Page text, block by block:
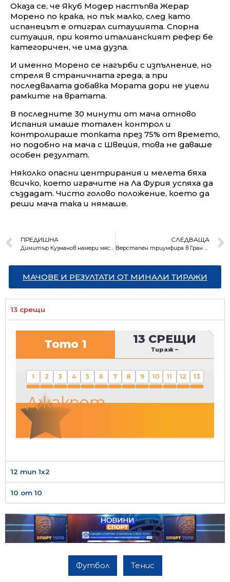
Оказа се, че Якуб Модер настъпва Жерар
Морено по крака, но пък малко, след като
испанецът е отиграл ситауцията. Спорна
ситуация, при която италианският рефер бе
категоричен, че има дузпа.
И именно Морено се нагърби с изпълнение, но
стреля в страничната греда, а при
последвалата добавка Мората дори не уцели
рамките на вратата.
В последните 30 минути от мача отново
Испания имаше тотален контрол и
контролираше топката през 75% от времето,
но подобно на мача с Швеция, това не даваше
особен резултат.
Няколко опасни центрирания и мелета бяха
всичко, което играчите на Ла Фурия успяха да
създадат. Чисто голово положение, което да
реши мача така и нямаше.
ПРЕДИШНА
Димитър Кузманов намери място в квалификациите на “Уимбълдън”
СЛЕДВАЩА
Верстапен триумфира в Гран при на Франция
МАЧОВЕ И РЕЗУЛТАТИ ОТ МИНАЛИ ТИРАЖИ
13 срещи
Тото 1 13 СРЕЩИ
Тираж –
1 2 3 4 5 6 7 8 9 10 11 12 13
Джакпот
12 тип 1х2
10 от 10
Футбол Тенис